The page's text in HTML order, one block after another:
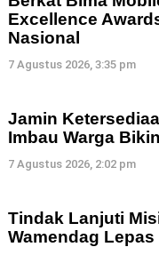
Excellence
Nasional
7 Agustus 2026, 3:35 pm
Jamin
Imbau Warga
7 Agustus 2026, 2:02 pm
Tindak Lanjuti
Wamendag